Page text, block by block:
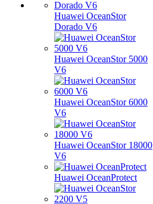
Huawei OceanStor
Dorado V6
Huawei OceanStor 5000
V6
Huawei OceanStor 6000
V6
Huawei OceanStor 18000
V6
Huawei OceanProtect